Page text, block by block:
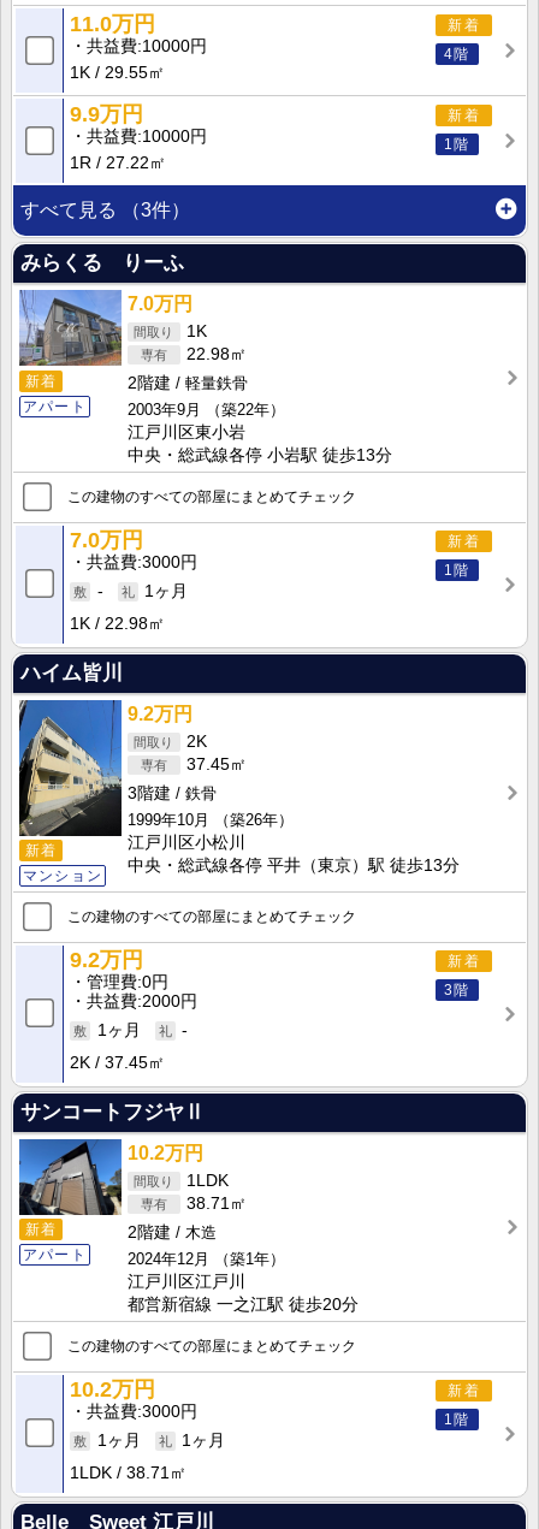
新着
4階
11.0万円
共益費 10000円
1K
29.55㎡
新着
1階
9.9万円
共益費 10000円
1R
27.22㎡
すべて見る （3件）
みらくる りーふ
新着
アパート
7.0万円
1K
22.98㎡
2階建
軽量鉄骨
2003年9月
（築22年）
江戸川区東小岩
中央・総武線各停 小岩駅 徒歩13分
この建物のすべての部屋にまとめてチェック
新着
1階
7.0万円
共益費 3000円
-
1ヶ月
1K
22.98㎡
ハイム皆川
新着
マンション
9.2万円
2K
37.45㎡
3階建
鉄骨
1999年10月
（築26年）
江戸川区小松川
中央・総武線各停 平井（東京）駅 徒歩13分
この建物のすべての部屋にまとめてチェック
新着
3階
9.2万円
管理費 0円
共益費 2000円
1ヶ月
-
2K
37.45㎡
サンコートフジヤⅡ
新着
アパート
10.2万円
1LDK
38.71㎡
2階建
木造
2024年12月
（築1年）
江戸川区江戸川
都営新宿線 一之江駅 徒歩20分
この建物のすべての部屋にまとめてチェック
新着
1階
10.2万円
共益費 3000円
1ヶ月
1ヶ月
1LDK
38.71㎡
Belle Sweet 江戸川